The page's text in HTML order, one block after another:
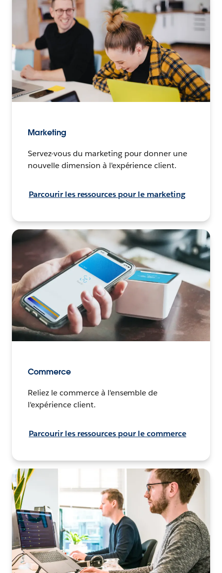
Marketing
Servez-vous du marketing pour donner une
nouvelle dimension à l'expérience client.
Parcourir les ressources pour le marketing
Commerce
Reliez le commerce à l'ensemble de
l'expérience client.
Parcourir les ressources pour le commerce